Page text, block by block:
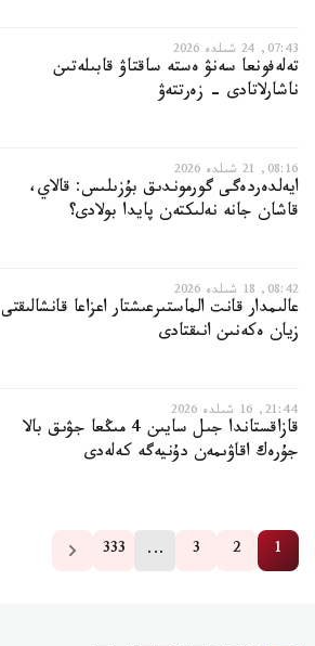
07:43, 24 شىلدە 2026
تەلەفونعا سەنۋ ەستە ساقتاۋ قابىلەتىن
ناشارلاتادى - زەرتتەۋ
08:16, 21 شىلدە 2026
ايەلدەردەگى گورموندىق بۇزىلىس: قالاي،
قاشان جانە نەلىكتەن پايدا بولادى؟
08:42, 18 شىلدە 2026
عالىمدار قانت الماستىرعىشتار اعزاعا قانشالىقتى
زيان ەكەنىن انىقتادى
21:44, 16 شىلدە 2026
قازاقستاندا جىل سايىن 4 مىڭعا جۋىق بالا
جۇرەك اقاۋىمەن دۇنيەگە كەلەدى
1
2
3
…
333